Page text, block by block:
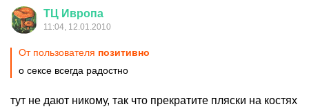
ТЦ Ивропа
11:04, 12.01.2010
От пользователя позитивно
о сексе всегда радостно
тут не дают никому, так что прекратите пляски на костях